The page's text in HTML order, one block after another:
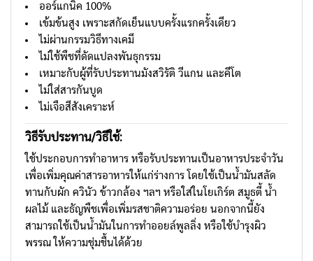
ออร์แกนิค 100%
เข้มข้นสูง เพราะสกัดเย็นแบบครั้งแรกครั้งเดียว
ไม่ผ่านกรรมวิธีทางเคมี
ไม่ใช้พืชที่ดัดแปลงพันธุกรรม
เหมาะกับผู้ที่รับประทานมังสวิรัติ วีแกน และคีโต
ไม่ใส่สารกันบูด
ไม่เจือสีสังเคราะห์
วิธีรับประทาน/วิธีใช้:
ใช้ประกอบการทำอาหาร หรือรับประทานเป็นอาหารประจำวัน
เพื่อเพิ่มคุณค่าสารอาหารให้แก่ร่างการ โดยใช้เป็นน้ำมันสลัด
ทานกับผัก ควินัว ข้าวกล้อง ฯลฯ หรือใส่ในโยเกิร์ต สมูธตี้ น้ำ
ผลไม้ และธัญพืชเพื่อเพิ่มรสชาติความอร่อย นอกจากนี้ยัง
สามารถใช้เป็นน้ำมันในการทำออยล์พูลลิ่ง หรือใช้บำรุงผิว
พรรณ ให้ความชุ่มชื้นได้ด้วย